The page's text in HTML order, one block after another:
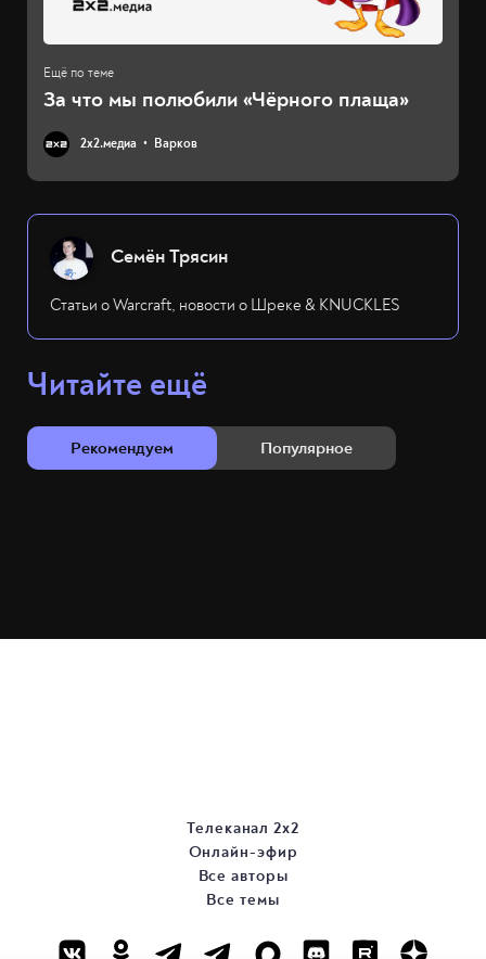
За что мы полюбили «Чёрного плаща»
2х2.медиа Варков
Семён Трясин
Статьи о Warcraft, новости о Шреке & KNUCKLES
Читайте ещё
Рекомендуем Популярное
Телеканал 2х2
Онлайн-эфир
Все авторы
Все темы